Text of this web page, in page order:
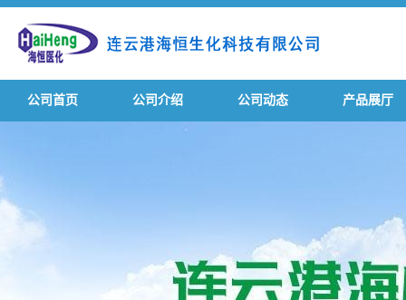
公司首页 公司介绍 公司动态 产品展厅